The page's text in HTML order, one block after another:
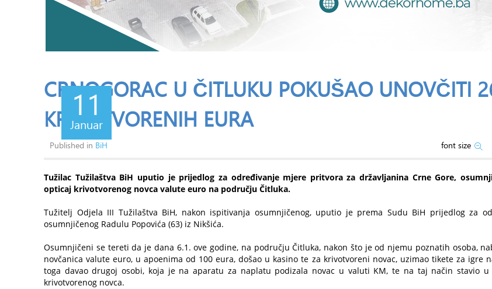
11
Januar
CRNOGORAC U ČITLUKU POKUŠAO UNOVČITI
KRIVOTVORENIH EURA
Published in BiH font size
Tužilac Tužilaštva BiH uputio je prijedlog za određivanje mjere pritvora za državljanina Crne Gore,
opticaj krivotvorenog novca valute euro na području Čitluka.
Tužitelj Odjela III Tužilaštva BiH, nakon ispitivanja osumnjičenog, uputio je prema Sudu BiH prijedlog za
osumnjičenog Radulu Popovića (63) iz Nikšića.
Osumnjičeni se tereti da je dana 6.1. ove godine, na području Čitluka, nakon što je od njemu poznatih osoba,
novčanica valute euro, u apoenima od 100 eura, došao u kasino te za krivotvoreni novac, uzimao tikete za igre
toga davao drugoj osobi, koja je na aparatu za naplatu podizala novac u valuti KM, te na taj način stavio u
krivotvorenog novca.